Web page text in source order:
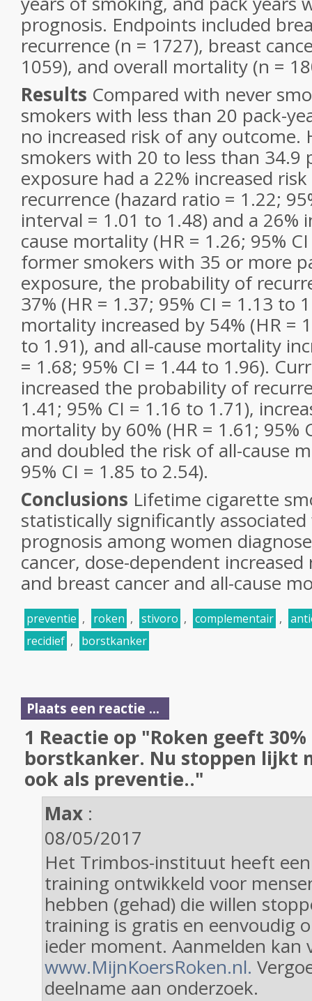
prognosis. Endpoints included
recurrence (n = 1727), breast
1059), and overall mortality (n =
Results Compared with never
smokers with less than 20 pack-
no increased risk of any outcome.
smokers with 20 to less than 34.9
exposure had a 22% increased
recurrence (hazard ratio = 1.22;
interval = 1.01 to 1.48) and a 26%
cause mortality (HR = 1.26; 95%
former smokers with 35 or more
exposure, the probability of
37% (HR = 1.37; 95% CI = 1.13 to
mortality increased by 54% (HR =
to 1.91), and all-cause mortality
= 1.68; 95% CI = 1.44 to 1.96).
increased the probability of
1.41; 95% CI = 1.16 to 1.71),
mortality by 60% (HR = 1.61; 95%
and doubled the risk of all-cause
95% CI = 1.85 to 2.54).
Conclusions Lifetime cigarette
statistically significantly
prognosis among women
cancer, dose-dependent
and breast cancer and all-cause
preventie , roken , stivoro , complementair ,
recidief , borstkanker
Plaats een reactie ...
1 Reactie op "Roken geeft
borstkanker. Nu stoppen lijkt
ook als preventie.."
Max :
08/05/2017
Het Trimbos-instituut heeft
training ontwikkeld voor
hebben (gehad) die willen
training is gratis en eenvoudig
ieder moment. Aanmelden kan
www.MijnKoersRoken.nl.
deelname aan onderzoek.